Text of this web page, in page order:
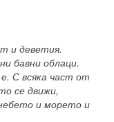
и деветия.
бавни облаци.
С всяка част от
се движи,
и морето и